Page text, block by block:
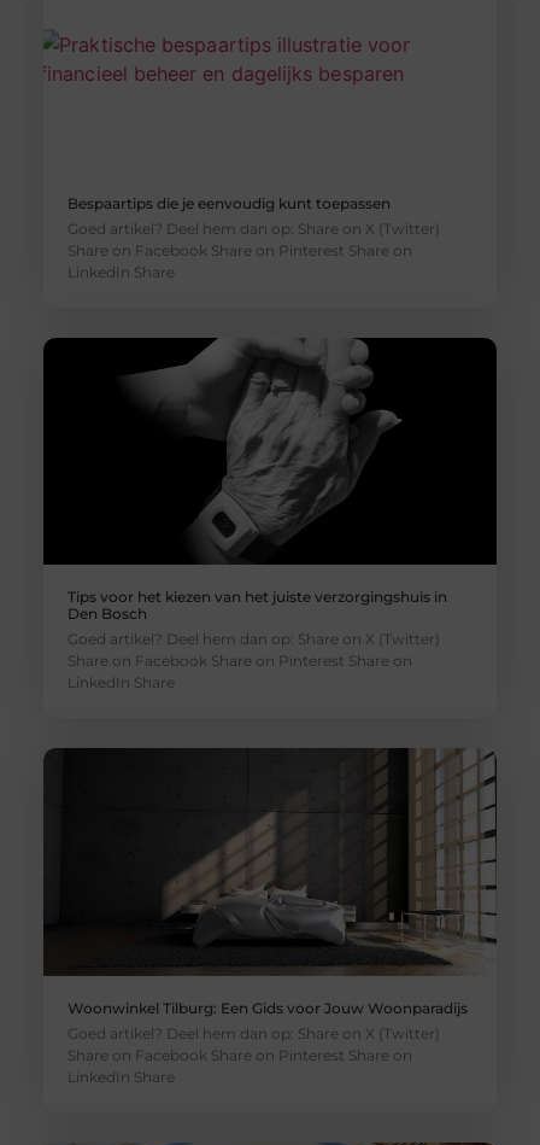
Bespaartips die je eenvoudig kunt toepassen
Goed artikel? Deel hem dan op: Share on X (Twitter)
Share on Facebook Share on Pinterest Share on
LinkedIn Share
Tips voor het kiezen van het juiste verzorgingshuis in
Den Bosch
Goed artikel? Deel hem dan op: Share on X (Twitter)
Share on Facebook Share on Pinterest Share on
LinkedIn Share
Woonwinkel Tilburg: Een Gids voor Jouw Woonparadijs
Goed artikel? Deel hem dan op: Share on X (Twitter)
Share on Facebook Share on Pinterest Share on
LinkedIn Share